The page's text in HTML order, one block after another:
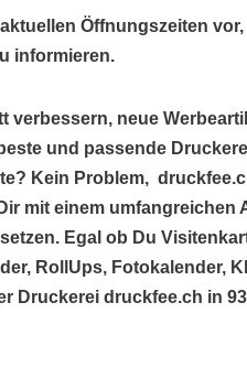
Öffnungszeiten
informieren.
verbessern, neue
und passende
Kein Problem,
mit einem umfangreichen
Egal ob Du
RollUps, Fotokalender,
Druckerei druckfee.ch in